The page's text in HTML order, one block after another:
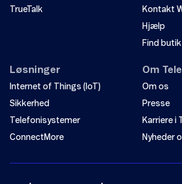
TrueTalk
Kontakt
Hjælp
Find butik
Løsninger
Internet of Things (IoT)
Sikkerhed
Telefonisystemer
ConnectMore
Om
Om os
Presse
Karriere i
Nyheder